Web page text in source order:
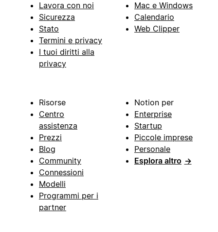
Lavora con noi
Sicurezza
Stato
Termini e privacy
I tuoi diritti alla
privacy
Mac e Windows
Calendario
Web Clipper
Risorse
Centro
assistenza
Prezzi
Blog
Community
Connessioni
Modelli
Programmi per i
partner
Notion per
Enterprise
Startup
Piccole imprese
Personale
Esplora altro →